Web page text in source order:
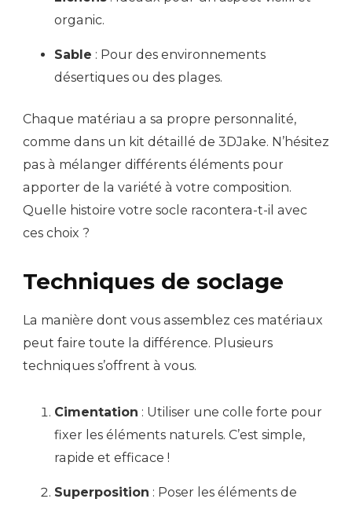
organic.
Sable : Pour des environnements
désertiques ou des plages.
Chaque matériau a sa propre personnalité,
comme dans un kit détaillé de 3DJake. N’hésitez
pas à mélanger différents éléments pour
apporter de la variété à votre composition.
Quelle histoire votre socle racontera-t-il avec
ces choix ?
Techniques de soclage
La manière dont vous assemblez ces matériaux
peut faire toute la différence. Plusieurs
techniques s’offrent à vous.
Cimentation : Utiliser une colle forte pour
fixer les éléments naturels. C’est simple,
rapide et efficace !
Superposition : Poser les éléments de